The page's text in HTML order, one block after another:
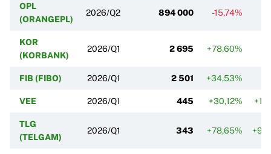
OPL
(ORANGEPL)
2026/Q2 894 000 -15,74%
KOR
(KORBANK)
2026/Q1 2 695 +78,60%
FIB (FIBO) 2026/Q1 2 501 +34,53%
VEE 2026/Q1 445 +30,12%
TLG
(TELGAM)
2026/Q1 343 +78,65%